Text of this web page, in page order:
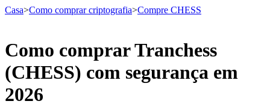
Futuros
Casa>Como comprar criptografia>Compre CHESS
Como comprar Tranchess
(CHESS) com segurança em
2026